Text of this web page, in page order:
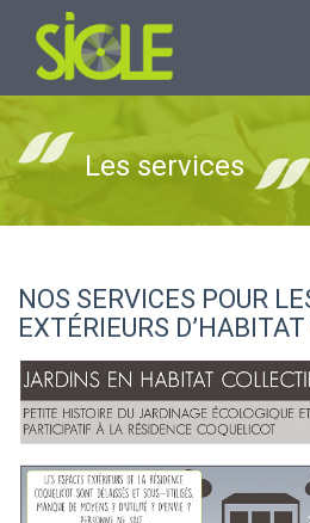
Les services
NOS SERVICES POUR
EXTÉRIEURS